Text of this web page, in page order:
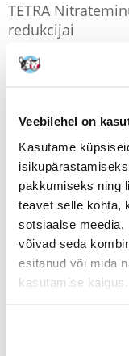
Veebilehel on
Kasutame
pakkumiseks ning
teavet selle kohta,
sotsiaalse meedia,
võivad seda
esitanud või mida
kasutamise käigus.
TETRA
redukcijai
Producent:
€15.15 (6.06
KAAL
0.15 KG €6.00
SAADAME 48 TUNNI
Meie klientide fotod